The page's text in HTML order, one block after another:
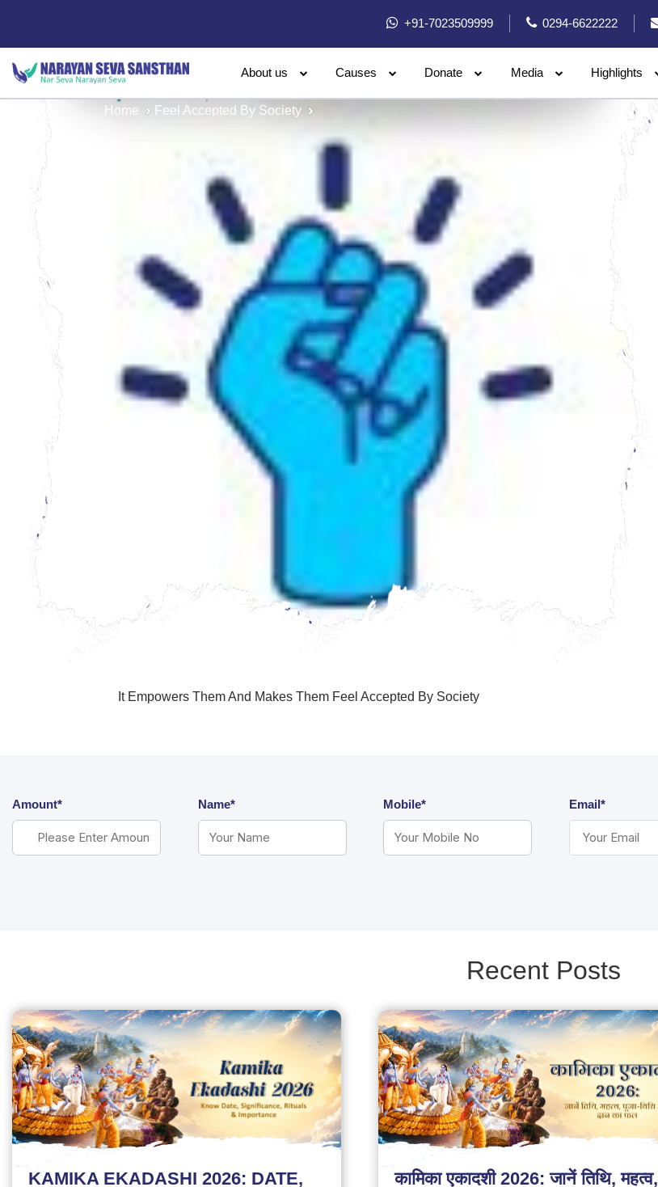
+91-7023509999 0294-6622222
About us Causes Donate Media Highlights
Home Feel Accepted By Society
It Empowers Them And Makes Them Feel Accepted By Society
Amount* Name* Mobile* Email*
Recent Posts
KAMIKA EKADASHI 2026: DATE,
कामिका एकादशी 2026: जानें तिथि, महत्व,